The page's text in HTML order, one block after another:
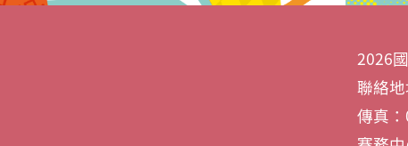
2026
聯絡
傳真